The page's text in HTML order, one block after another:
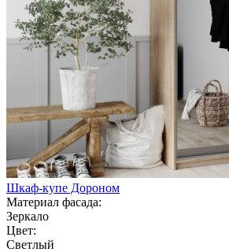
Шкаф-купе Дороном
Материал фасада:
Зеркало
Цвет:
Светлый